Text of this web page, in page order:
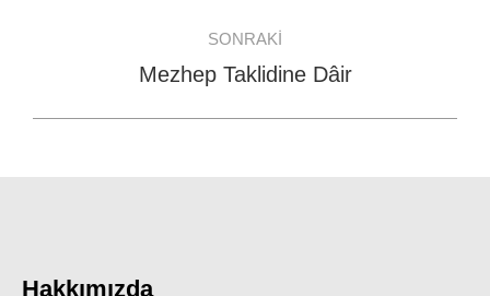
SONRAKI
Next
Mezhep Taklidine Dâir
Hakkımızda